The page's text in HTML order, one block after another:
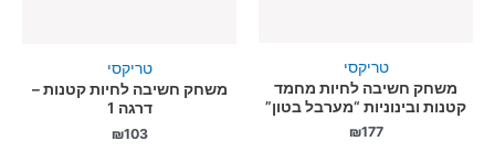
טריקסי
משחק חשיבה לחיות מחמד
קטנות ובינוניות “מערבל בטון”
₪177
טריקסי
משחק חשיבה לחיות קטנות –
דרגה 1
₪103